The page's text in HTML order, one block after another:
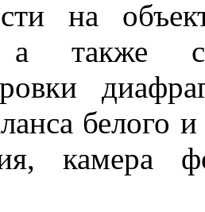
на
а также с
белого
камера